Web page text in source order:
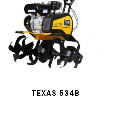
TEXAS 534B